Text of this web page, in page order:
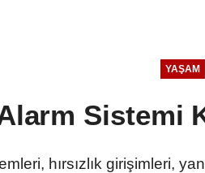
YAŞAM
Sistemi
hırsızlık girişimleri,